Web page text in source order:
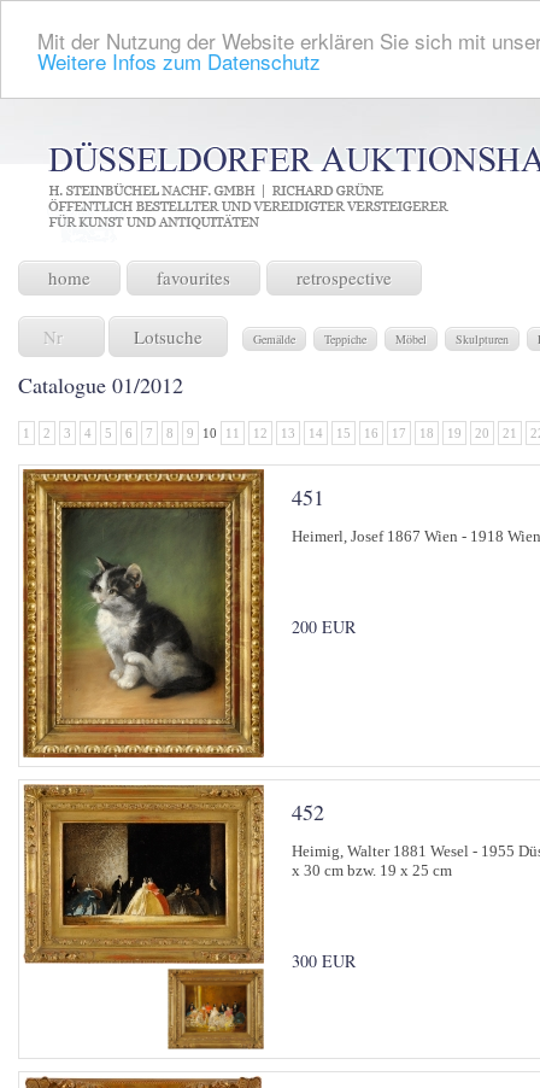
Mit der Nutzung der Website erklären Sie sich mit
Weitere Infos zum Datenschutz
home favourites retrospective
Lotsuche Gemälde Teppiche Möbel Skulpturen
Catalogue 01/2012
1 2 3 4 5 6 7 8 9 10 11 12 13 14 15 16 17 18 19 20 21
451
Heimerl, Josef 1867 Wien - 1918
200 EUR
452
Heimig, Walter 1881 Wesel - 1955
x 30 cm bzw. 19 x 25 cm
300 EUR